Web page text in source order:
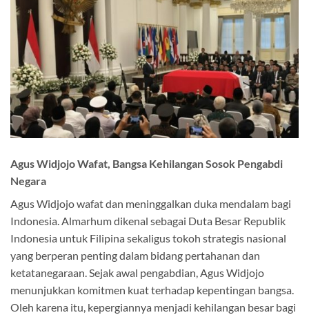
Agus Widjojo Wafat, Bangsa Kehilangan Sosok Pengabdi
Negara
Agus Widjojo wafat dan meninggalkan duka mendalam bagi
Indonesia. Almarhum dikenal sebagai Duta Besar Republik
Indonesia untuk Filipina sekaligus tokoh strategis nasional
yang berperan penting dalam bidang pertahanan dan
ketatanegaraan. Sejak awal pengabdian, Agus Widjojo
menunjukkan komitmen kuat terhadap kepentingan bangsa.
Oleh karena itu, kepergiannya menjadi kehilangan besar bagi